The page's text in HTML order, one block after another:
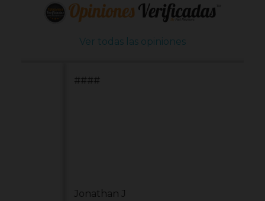
Ver todas las opiniones
Jonathan J